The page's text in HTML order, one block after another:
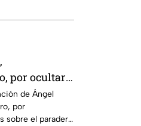
por ocultar
de Ángel
por
sobre el paradero